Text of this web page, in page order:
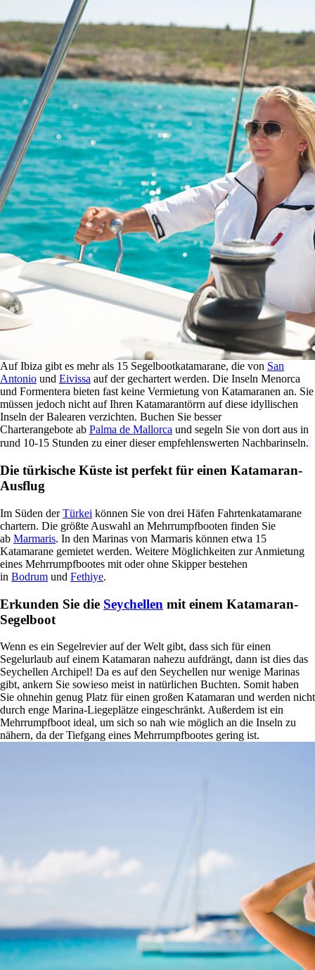
Auf Ibiza gibt es mehr als 15 Segelbootkatamarane, die von San
Antonio und Eivissa auf der gechartert werden. Die Inseln Menorca
und Formentera bieten fast keine Vermietung von Katamaranen an. Sie
müssen jedoch nicht auf Ihren Katamarantörrn auf diese idyllischen
Inseln der Balearen verzichten. Buchen Sie besser
Charterangebote ab Palma de Mallorca und segeln Sie von dort aus in
rund 10-15 Stunden zu einer dieser empfehlenswerten Nachbarinseln.
Die türkische Küste ist perfekt für einen Katamaran-
Ausflug
Im Süden derTürkei können Sie von drei Häfen Fahrtenkatamarane
chartern. Die größte Auswahl an Mehrrumpfbooten finden Sie
ab Marmaris. In den Marinas von Marmaris können etwa 15
Katamarane gemietet werden. Weitere Möglichkeiten zur Anmietung
eines Mehrrumpfbootes mit oder ohne Skipper bestehen
in Bodrum und Fethiye.
Erkunden Sie die Seychellen mit einem Katamaran-
Segelboot
Wenn es ein Segelrevier auf der Welt gibt, dass sich für einen
Segelurlaub auf einem Katamaran nahezu aufdrängt, dann ist dies das
Seychellen Archipel! Da es auf den Seychellen nur wenige Marinas
gibt, ankern Sie sowieso meist in natürlichen Buchten. Somit haben
Sie ohnehin genug Platz für einen großen Katamaran und werden nicht
durch enge Marina-Liegeplätze eingeschränkt. Außerdem ist ein
Mehrrumpfboot ideal, um sich so nah wie möglich an die Inseln zu
nähern, da der Tiefgang eines Mehrrumpfbootes gering ist.